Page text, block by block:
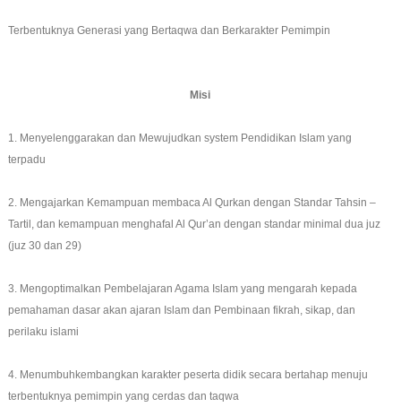
Terbentuknya Generasi yang Bertaqwa dan Berkarakter Pemimpin
Misi
1. Menyelenggarakan dan Mewujudkan system Pendidikan Islam yang
terpadu
2. Mengajarkan Kemampuan membaca Al Qurkan dengan Standar Tahsin –
Tartil, dan kemampuan menghafal Al Qur’an dengan standar minimal dua juz
(juz 30 dan 29)
3. Mengoptimalkan Pembelajaran Agama Islam yang mengarah kepada
pemahaman dasar akan ajaran Islam dan Pembinaan fikrah, sikap, dan
perilaku islami
4. Menumbuhkembangkan karakter peserta didik secara bertahap menuju
terbentuknya pemimpin yang cerdas dan taqwa